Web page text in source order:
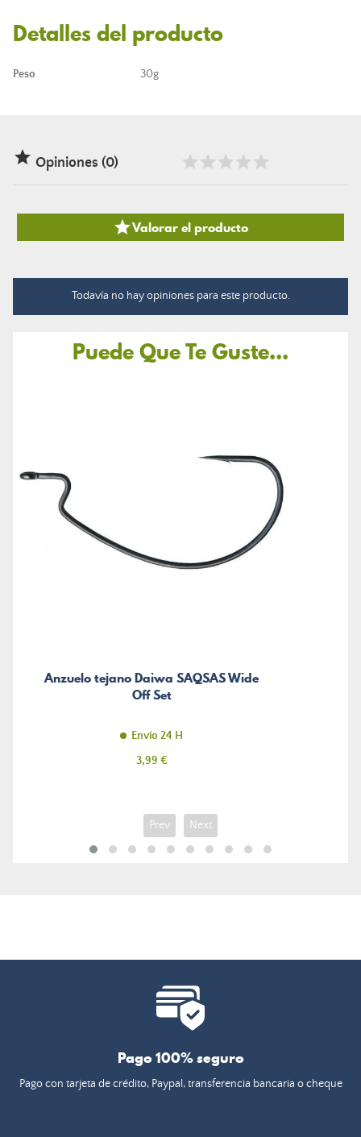
Detalles del producto
Peso 30g
 Opiniones (0)
Valorar el producto
Todavía no hay opiniones para este producto.
Puede Que Te Guste...
Anzuelo tejano Daiwa SAQSAS Wide
Off Set
Envío 24 H
Precio
3,99 €
Prev Next
Pago 100% seguro
Pago con tarjeta de crédito, Paypal, transferencia bancaria o cheque